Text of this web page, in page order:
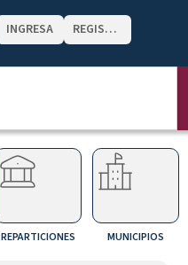
INGRESA REGISTRATE
REPARTICIONES MUNICIPIOS